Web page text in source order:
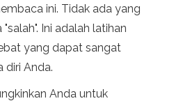
ini. Tidak ada yang
Ini adalah latihan
yang dapat sangat
diri Anda.
Anda untuk